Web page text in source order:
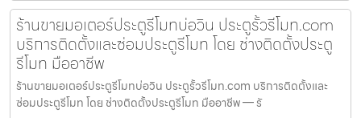
ร้านขายมอเตอร์ประตูรีโมทบ่อวิน ประตูรั้วรีโมท.com
บริการติดตั้งและซ่อมประตูรีโมท โดย ช่างติดตั้งประตู
รีโมท มืออาชีพ
ร้านขายมอเตอร์ประตูรีโมทบ่อวิน ประตูรั้วรีโมท.com บริการติดตั้งและ
ซ่อมประตูรีโมท โดย ช่างติดตั้งประตูรีโมท มืออาชีพ — รั